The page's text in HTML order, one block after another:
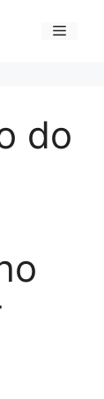
Menu
do